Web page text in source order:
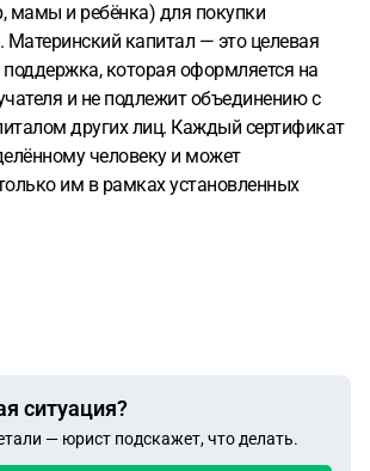
мамы и ребёнка) для покупки
Материнский капитал — это целевая
поддержка, которая оформляется на
и не подлежит объединению с
других лиц. Каждый сертификат
человеку и может
им в рамках установленных
ситуация?
— юрист подскажет, что делать.